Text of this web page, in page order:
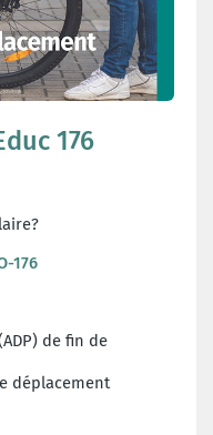
176
176
de fin de
déplacement